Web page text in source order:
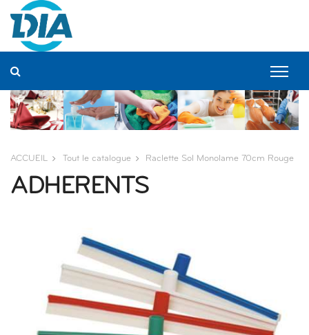
ACCUEIL Tout le catalogue Raclette Sol Monolame 70cm Rouge
ADHERENTS
Panneau de gestion des cookies